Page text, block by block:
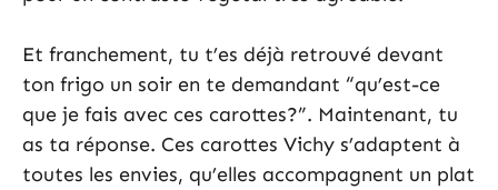
Et franchement, tu t’es déjà retrouvé devant
ton frigo un soir en te demandant “qu’est-ce
que je fais avec ces carottes?”. Maintenant, tu
as ta réponse. Ces carottes Vichy s’adaptent à
toutes les envies, qu’elles accompagnent un plat